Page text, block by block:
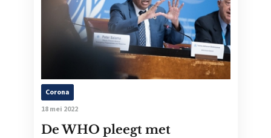
Corona
18 mei 2022
De WHO pleegt met